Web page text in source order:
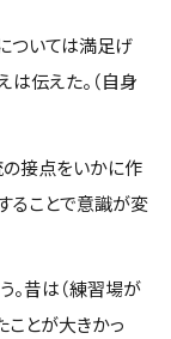
ついては満足げ
は伝えた。（自身
接点をいかに作
ることで意識が変
。昔は（練習場が
ことが大きかっ